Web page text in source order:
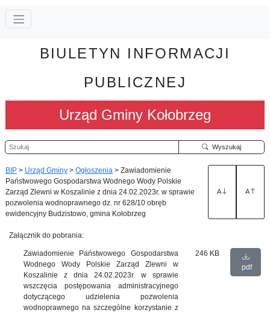
BIULETYN INFORMACJI
PUBLICZNEJ
Urząd Gminy Kołobrzeg
Szukaj Wyszukaj
BIP > Urząd Gminy > Ogłoszenia > Zawiadomienie
Państwowego Gospodarstwa Wodnego Wody Polskie
Zarząd Zlewni w Koszalinie z dnia 24.02.2023r. w sprawie
pozwolenia wodnoprawnego dz. nr 628/10 obręb
ewidencyjny Budzistowo, gmina Kołobrzeg
A A
Załącznik do pobrania:
Zawiadomienie Państwowego Gospodarstwa
Wodnego Wody Polskie Zarząd Zlewni w
Koszalinie z dnia 24.02.2023r. w sprawie
wszczęcia postępowania administracyjnego
dotyczącego udzielenia pozwolenia
wodnoprawnego na szczególne korzystanie z
246 KB
pdf